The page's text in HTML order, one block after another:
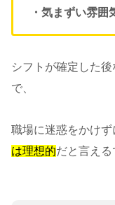
・気まずい雰囲
シフトが確定した
で、
職場に迷惑をかけず
は理想的だと言える